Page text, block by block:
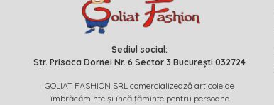
Sediul social:
Str. Prisaca Dornei Nr. 6 Sector 3 București 032724
GOLIAT FASHION SRL comercializează articole de
îmbrăcăminte și încălțăminte pentru persoane